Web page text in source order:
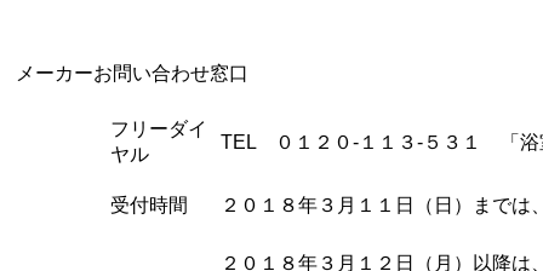
メーカーお問い合わせ窓口
フリーダイ
ヤル
TEL ０１２０-１１３-５３１ 「浴
受付時間 ２０１８年３月１１日（日）まで
２０１８年３月１２日（月）以降